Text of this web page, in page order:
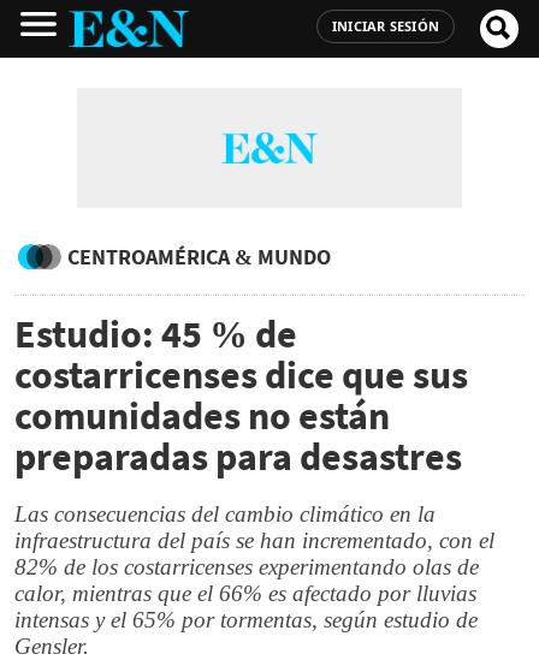
INICIAR SESIÓN
CENTROAMÉRICA & MUNDO
Estudio: 45 % de
costarricenses dice que sus
comunidades no están
preparadas para desastres
Las consecuencias del cambio climático en la
infraestructura del país se han incrementado, con el
82% de los costarricenses experimentando olas de
calor, mientras que el 66% es afectado por lluvias
intensas y el 65% por tormentas, según estudio de
Gensler.